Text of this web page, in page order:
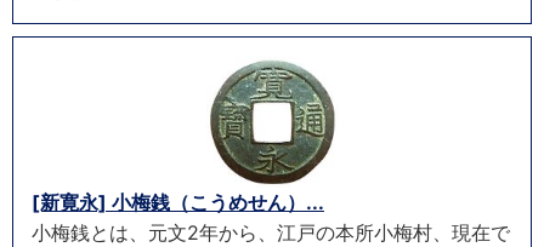
[新寛永] 小梅銭（こうめせん）...
小梅銭とは、元文2年から、江戸の本所小梅村、現在で